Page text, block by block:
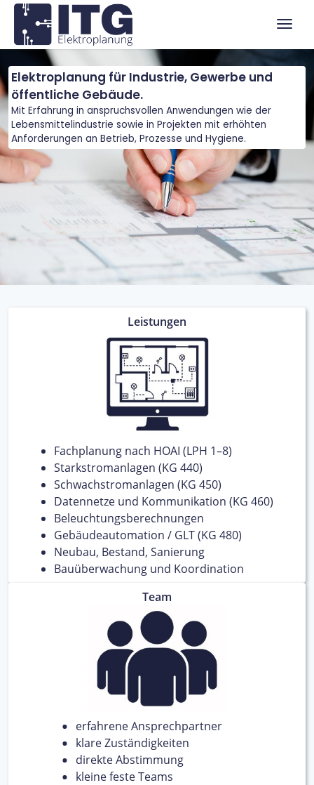
Zum Menü springen
Zur Funktionsleiste springen
Zum Inhalt springen
Elektroplanung für Industrie, Gewerbe und
öffentliche Gebäude.
Mit Erfahrung in anspruchsvollen Anwendungen wie der
Lebensmittelindustrie sowie in Projekten mit erhöhten
Anforderungen an Betrieb, Prozesse und Hygiene.
Leistungen
Fachplanung nach HOAI (LPH 1–8)
Starkstromanlagen (KG 440)
Schwachstromanlagen (KG 450)
Datennetze und Kommunikation (KG 460)
Beleuchtungsberechnungen
Gebäudeautomation / GLT (KG 480)
Neubau, Bestand, Sanierung
Bauüberwachung und Koordination
Team
erfahrene Ansprechpartner
klare Zuständigkeiten
direkte Abstimmung
kleine feste Teams